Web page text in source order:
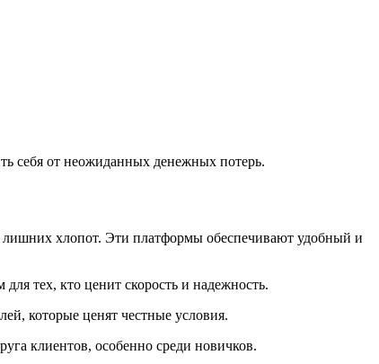
себя от неожиданных денежных потерь.
хлопот. Эти платформы обеспечивают удобный и
тех, кто ценит скорость и надежность.
которые ценят честные условия.
клиентов, особенно среди новичков.